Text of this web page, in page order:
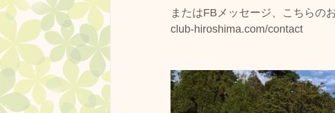
またはFBメッセージ、こちらの
club-hiroshima.com/contact